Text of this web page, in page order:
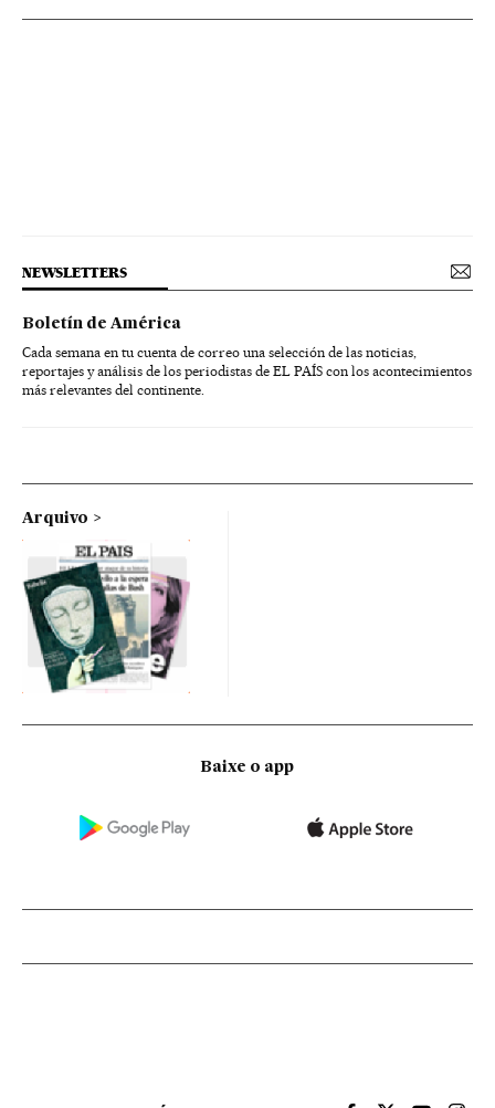
NEWSLETTERS
Boletín de América
Cada semana en tu cuenta de correo una selección de las noticias,
reportajes y análisis de los periodistas de EL PAÍS con los acontecimientos
más relevantes del continente.
Arquivo
Baixe o app